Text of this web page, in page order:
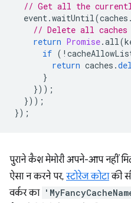
// Get all the
event.waitUntil(caches .
// Delete all
return Promise.all(
if ( !
return caches .
}
}));
}));
});
पुराने कैश मेमोरी अपने-आप नहीं
ऐसा न करने पर, स्टोरेज कोटाकी
वर्कर का